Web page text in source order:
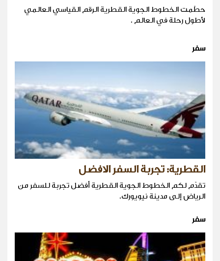
حطّمت الخطوط الجوية القطرية الرقم القياسي العالمي
لأطول رحلة في العالم .
سفر
القطرية: تجربة السفر الافضل
تقدّم لكم الخطوط الجوية القطرية أفضل تجربة للسفر من
الرياض إلى مدينة نيويورك.
سفر